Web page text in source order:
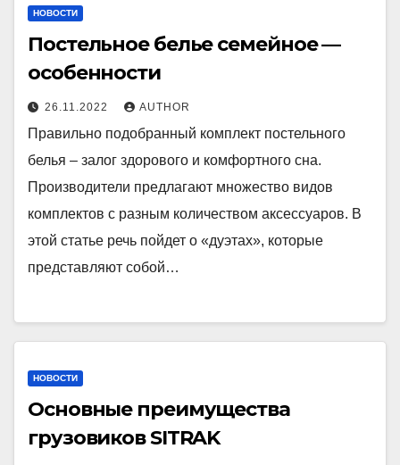
НОВОСТИ
Постельное белье семейное —
особенности
26.11.2022 AUTHOR
Правильно подобранный комплект постельного
белья – залог здорового и комфортного сна.
Производители предлагают множество видов
комплектов с разным количеством аксессуаров. В
этой статье речь пойдет о «дуэтах», которые
представляют собой…
НОВОСТИ
Основные преимущества
грузовиков SITRAK